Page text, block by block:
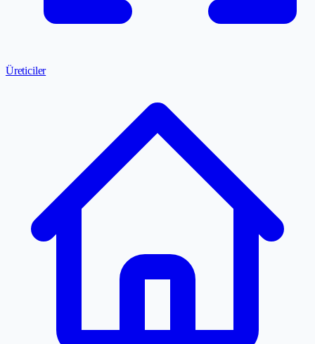
Üreticiler